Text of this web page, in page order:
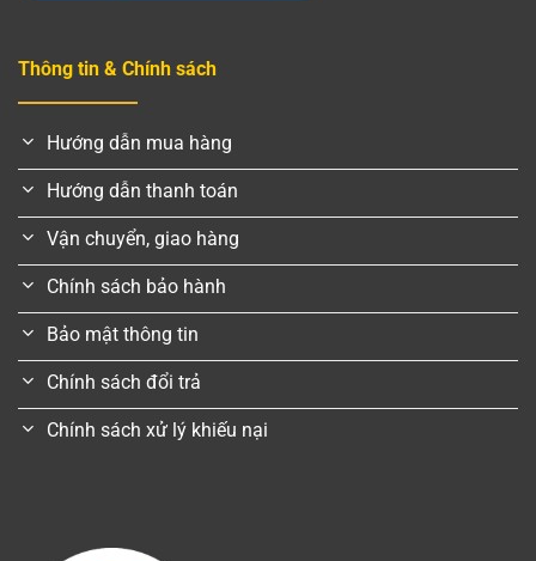
Thông tin & Chính sách
Hướng dẫn mua hàng
Hướng dẫn thanh toán
Vận chuyển, giao hàng
Chính sách bảo hành
Bảo mật thông tin
Chính sách đổi trả
Chính sách xử lý khiếu nại